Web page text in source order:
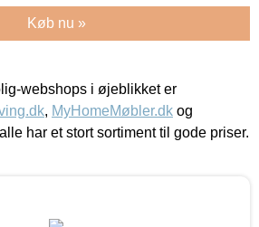
Køb nu »
webshops i øjeblikket er
, MyHomeMøbler.dk og
har et stort sortiment til gode priser.